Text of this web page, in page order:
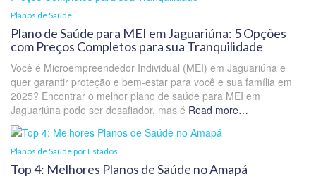
Planos de Saúde
Plano de Saúde para MEI em Jaguariúna: 5 Opções
com Preços Completos para sua Tranquilidade
Você é Microempreendedor Individual (MEI) em Jaguariúna e
quer garantir proteção e bem-estar para você e sua família em
2025? Encontrar o melhor plano de saúde para MEI em
Jaguariúna pode ser desafiador, mas é Read more…
Planos de Saúde por Estados
Top 4: Melhores Planos de Saúde no Amapá